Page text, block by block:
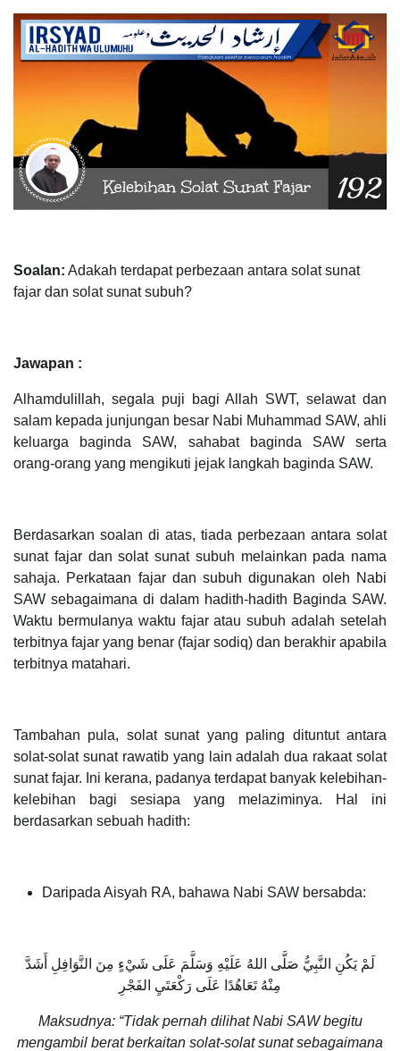
Soalan: Adakah terdapat perbezaan antara solat sunat
fajar dan solat sunat subuh?
Jawapan :
Alhamdulillah, segala puji bagi Allah SWT, selawat dan
salam kepada junjungan besar Nabi Muhammad SAW, ahli
keluarga baginda SAW, sahabat baginda SAW serta
orang-orang yang mengikuti jejak langkah baginda SAW.
Berdasarkan soalan di atas, tiada perbezaan antara solat
sunat fajar dan solat sunat subuh melainkan pada nama
sahaja. Perkataan fajar dan subuh digunakan oleh Nabi
SAW sebagaimana di dalam hadith-hadith Baginda SAW.
Waktu bermulanya waktu fajar atau subuh adalah setelah
terbitnya fajar yang benar (fajar sodiq) dan berakhir apabila
terbitnya matahari.
Tambahan pula, solat sunat yang paling dituntut antara
solat-solat sunat rawatib yang lain adalah dua rakaat solat
sunat fajar. Ini kerana, padanya terdapat banyak kelebihan-
kelebihan bagi sesiapa yang melaziminya. Hal ini
berdasarkan sebuah hadith:
Daripada Aisyah RA, bahawa Nabi SAW bersabda:
لَمْ يَكُنِ النَّبِيُّ صَلَّى اللهُ عَلَيْهِ وَسَلَّمَ عَلَى شَيْءٍ مِنَ النَّوَافِلِ أَشَدَّ
مِنْهُ تَعَاهُدًا عَلَى رَكْعَتَيِ الفَجْرِ
Maksudnya: “Tidak pernah dilihat Nabi SAW begitu
mengambil berat berkaitan solat-solat sunat sebagaimana